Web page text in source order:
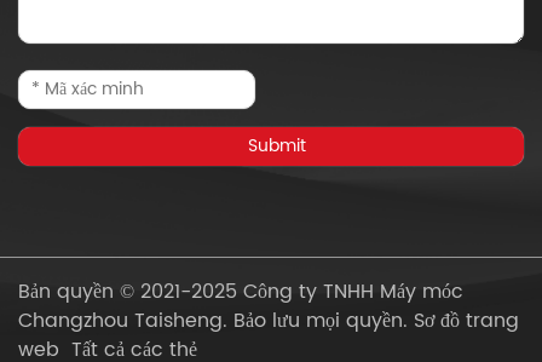
Bản quyền © 2021-2025 Công ty TNHH Máy móc
Changzhou Taisheng. Bảo lưu mọi quyền. Sơ đồ trang
web Tất cả các thẻ